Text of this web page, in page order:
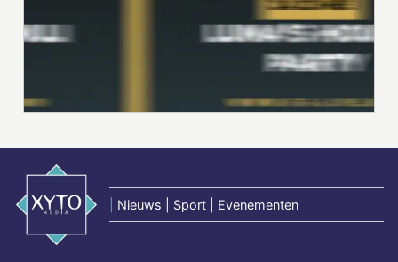
Nieuws | Sport | Evenementen